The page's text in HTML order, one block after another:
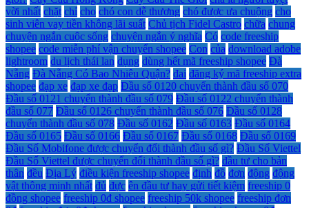
vời nhất chặt chỉ cho chó con dễ thương chó được ưa chuộng cho
sinh viên vay tiền không lãi suất Chủ tịch Fidel Castro chữa chung
chuyện ngắn cuộc sống chuyện ngắn ý nghĩa Có code freeship
shopee code miễn phí vận chuyển shopee Con của download adobe
lightroom du lịch thái lan dụng dùng hết mã freeship shopee Đà
Nẵng Đà Nẵng Có Bao Nhiêu Quận? đai đăng ký mã freeship extra
shopee đạp xe đạp xe đạp Đầu số 0120 chuyển thành đầu số 070
Đầu số 0121 chuyển thành đầu số 079 Đầu số 0122 chuyển thành
đầu số 077 Đầu số 0126 chuyển thành đầu số 076 Đầu số 0128
chuyển thành đầu số 078 Đầu số 0162 Đầu số 0163 Đầu số 0164
Đầu số 0165 Đầu số 0166 Đầu số 0167 Đầu số 0168 Đầu số 0169
Đầu Số Mobifone được chuyển đổi thành đầu số gì? Đầu Số Viettel
Đầu Số Viettel được chuyển đổi thành đầu số gì? đầu tư cho bản
thân đều Địa Lý điều kiện freeship shopee định đồ đơn động động
vật thông minh nhất đủ đực ên đầu tư hay gửi tiết kiệm freeship 0
đồng shopee freeship 0đ shopee freeship 50k shopee freeship đơn